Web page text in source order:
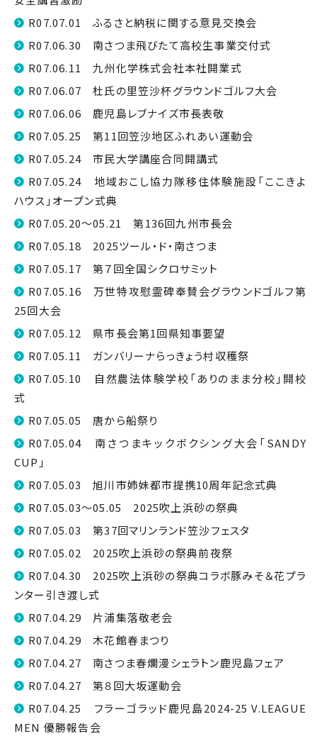
R07.07.01 ふるさと納税に関する意見交換会
R07.06.30 南さつま飛びたて高校生事業交付式
R07.06.11 九州化学株式会社本社開業式
R07.06.07 杜氏の里笠沙杯グラウンドゴルフ大会
R07.06.06 鹿児島レブナイズ市長表敬
R07.05.25 第11回笠沙地区ふれあい運動会
R07.05.24 市民大学講座合同開講式
R07.05.24 地域おこし協力隊移住体験施設「ここきよ
ハウス」オープン式典
R07.05.20～05.21 第136回九州市長会
R07.05.18 2025ツール・ド・南さつま
R07.05.17 第７回全国シクロサミット
R07.05.16 万世特攻慰霊碑奉賛会グラウンドゴルフ第
25回大会
R07.05.12 県市長会第1回県知事要望
R07.05.11 ガンバリーナらっきょう村収穫祭
R07.05.10 自然農法体験学校「ありのまま分校」開校
式
R07.05.05 唐から船祭り
R07.05.04 南さつまキックボクシング大会「SANDY
CUP」
R07.05.03 旭川市姉妹都市提携10周年記念式典
R07.05.03～05.05 2025吹上浜砂の祭典
R07.05.03 第37回マリンランド笠沙フェスタ
R07.05.02 2025吹上浜砂の祭典前夜祭
R07.04.30 2025吹上浜砂の祭典コラボ豚みそ＆花プラ
ンター引き渡し式
R07.04.29 片浦集落敬老会
R07.04.29 木花館春まつり
R07.04.27 南さつま春爛漫シェラトン鹿児島フェア
R07.04.27 第８回大坂運動会
R07.04.25 フラーゴラッド鹿児島2024-25 V.LEAGUE
MEN 優勝報告会